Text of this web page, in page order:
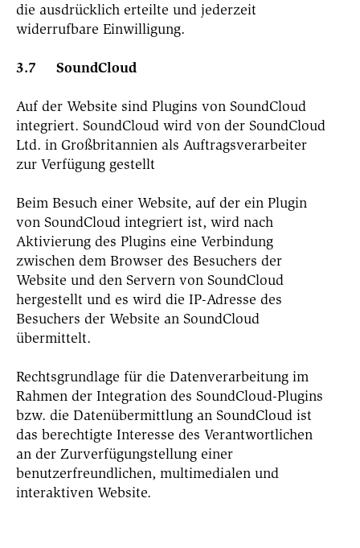
die ausdrücklich erteilte und jederzeit
widerrufbare Einwilligung.
3.7 SoundCloud
Auf der Website sind Plugins von SoundCloud
integriert. SoundCloud wird von der SoundCloud
Ltd. in Großbritannien als Auftragsverarbeiter
zur Verfügung gestellt
Beim Besuch einer Website, auf der ein Plugin
von SoundCloud integriert ist, wird nach
Aktivierung des Plugins eine Verbindung
zwischen dem Browser des Besuchers der
Website und den Servern von SoundCloud
hergestellt und es wird die IP-Adresse des
Besuchers der Website an SoundCloud
übermittelt.
Rechtsgrundlage für die Datenverarbeitung im
Rahmen der Integration des SoundCloud-Plugins
bzw. die Datenübermittlung an SoundCloud ist
das berechtigte Interesse des Verantwortlichen
an der Zurverfügungstellung einer
benutzerfreundlichen, multimedialen und
interaktiven Website.